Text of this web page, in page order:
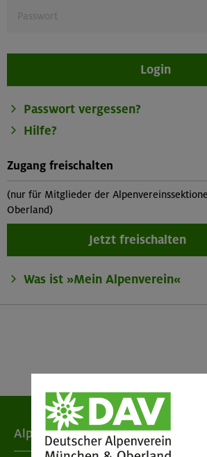
Login
Passwort vergessen?
Hilfe?
Zugang freischalten
(nur für Mitglieder der
Oberland)
Jetzt freischalten
Was ist »Mein Alpenverein«
Alpenverein